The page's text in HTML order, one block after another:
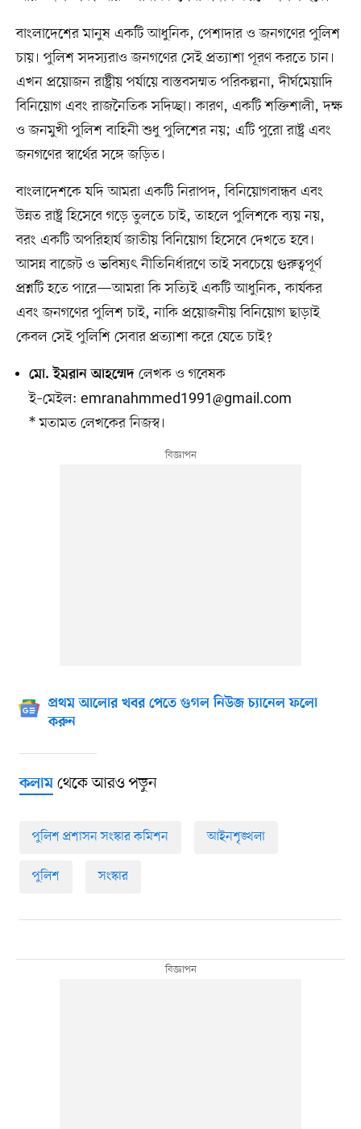
বাংলাদেশের মানুষ একটি আধুনিক, পেশাদার ও জনগণের পুলিশ
চায়। পুলিশ সদস্যরাও জনগণের সেই প্রত্যাশা পূরণ করতে চান।
এখন প্রয়োজন রাষ্ট্রীয় পর্যায়ে বাস্তবসম্মত পরিকল্পনা, দীর্ঘমেয়াদি
বিনিয়োগ এবং রাজনৈতিক সদিচ্ছা। কারণ, একটি শক্তিশালী, দক্ষ
ও জনমুখী পুলিশ বাহিনী শুধু পুলিশের নয়; এটি পুরো রাষ্ট্র এবং
জনগণের স্বার্থের সঙ্গে জড়িত।
বাংলাদেশকে যদি আমরা একটি নিরাপদ, বিনিয়োগবান্ধব এবং
উন্নত রাষ্ট্র হিসেবে গড়ে তুলতে চাই, তাহলে পুলিশকে ব্যয় নয়,
বরং একটি অপরিহার্য জাতীয় বিনিয়োগ হিসেবে দেখতে হবে।
আসন্ন বাজেট ও ভবিষ্যৎ নীতিনির্ধারণে তাই সবচেয়ে গুরুত্বপূর্ণ
প্রশ্নটি হতে পারে—আমরা কি সত্যিই একটি আধুনিক, কার্যকর
এবং জনগণের পুলিশ চাই, নাকি প্রয়োজনীয় বিনিয়োগ ছাড়াই
কেবল সেই পুলিশি সেবার প্রত্যাশা করে যেতে চাই?
মো. ইমরান আহম্মেদলেখক ও গবেষক
ই–মেইল: emranahmmed1991@gmail.com
* মতামত লেখকের নিজস্ব।
প্রথম আলোর খবর পেতে গুগল নিউজ চ্যানেল ফলো
করুন
কলামথেকে আরও পড়ুন
পুলিশ প্রশাসন সংস্কার কমিশন আইনশৃঙ্খলা
পুলিশ সংস্কার